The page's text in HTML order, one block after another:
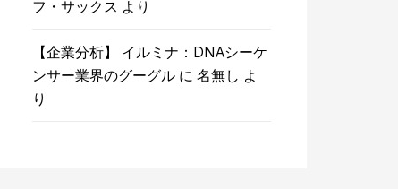
フ・サックス より
【企業分析】 イルミナ：DNAシーケ
ンサー業界のグーグル に名無し よ
り